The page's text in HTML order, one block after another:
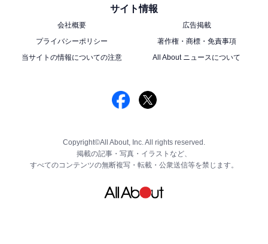
サイト情報
会社概要
広告掲載
プライバシーポリシー
著作権・商標・免責事項
当サイトの情報についての注意
All About ニュースについて
Copyright©All About, Inc. All rights reserved.
掲載の記事・写真・イラストなど、
すべてのコンテンツの無断複写・転載・公衆送信等を禁じます。